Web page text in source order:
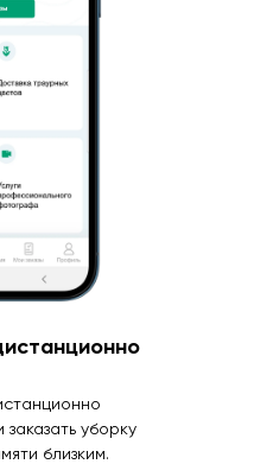
заказать уборку
близким.